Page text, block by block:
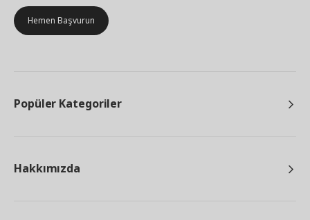
Hemen Başvurun
Popüler Kategoriler
Hakkımızda